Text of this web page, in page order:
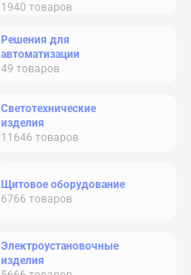
1940 товаров
Решения для
автоматизации
49 товаров
Светотехнические
изделия
11646 товаров
Щитовое оборудование
6766 товаров
Электроустановочные
изделия